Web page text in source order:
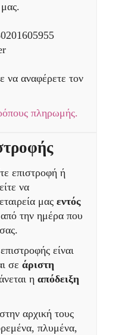
να αναφέρετε τον
πληρωμής.
επιστροφή ή
να
μας εντός
την ημέρα που
είναι
σε άριστη
η απόδειξη
αρχική τους
πλυμένα,